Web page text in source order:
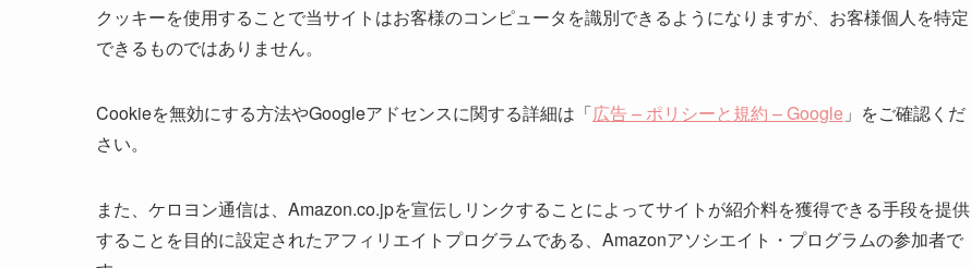
クッキーを使用することで当サイトはお客様のコンピュータを識別できるようになりますが、お客様個人を特定
できるものではありません。
Cookieを無効にする方法やGoogleアドセンスに関する詳細は「広告 – ポリシーと規約 – Google 」をご確認くだ
さい。
また、ケロヨン通信は、Amazon.co.jpを宣伝しリンクすることによってサイトが紹介料を獲得できる手段を提供
することを目的に設定されたアフィリエイトプログラムである、Amazonアソシエイト・プログラムの参加者で